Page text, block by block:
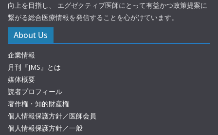
向上を目指し、 エグゼクティブ医師にとって有益かつ政策提案に
繋がる総合医療情報を発信することを心がけています。
About Us
企業情報
月刊『JMS』とは
媒体概要
読者プロフィール
著作権・知的財産権
個人情報保護方針／医師会員
個人情報保護方針／一般